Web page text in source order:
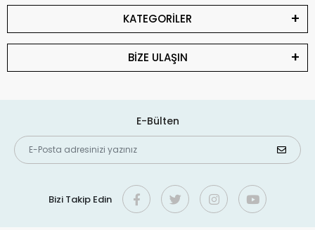
KATEGORİLER
BİZE ULAŞIN
E-Bülten
Bizi Takip Edin